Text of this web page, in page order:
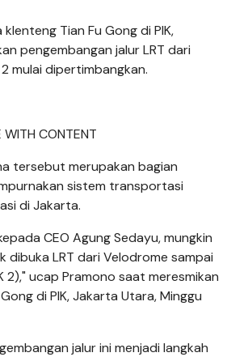
Tian Fu Gong di PIK,
pengembangan jalur LRT dari
mulai dipertimbangkan.
WITH CONTENT
tersebut merupakan bagian
sistem transportasi
di Jakarta.
CEO Agung Sedayu, mungkin
dibuka LRT dari Velodrome sampai
2)," ucap Pramono saat meresmikan
di PIK, Jakarta Utara, Minggu
jalur ini menjadi langkah